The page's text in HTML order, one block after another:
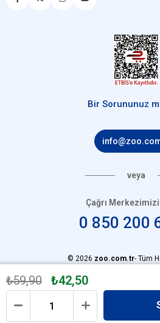
₺59,90 ₺42,50
Bir Sorununuz
veya
Çağrı Merkezimizi
0 850 200
© 2026 zoo.com.tr- Tüm